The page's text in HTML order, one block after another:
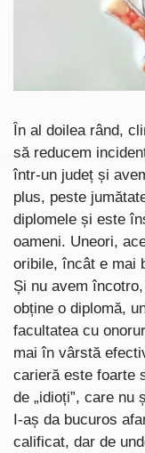
În al doilea rând,
să reducem
într-un județ și
plus, peste
diplomele și este
oameni. Uneori,
oribile, încât e mai
Și nu avem
obține o diplomă,
facultatea cu
mai în vârstă
carieră este foarte
de „idioți”, care
I-aș da bucuros
calificat, dar de